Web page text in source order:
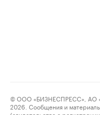
© ООО «БИЗНЕСПРЕСС», АО
2026. Сообщения и